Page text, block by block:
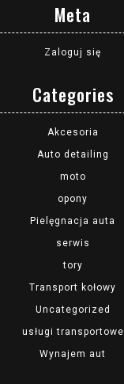
Meta
Zaloguj się
Categories
Akcesoria
Auto detailing
moto
opony
Pielęgnacja auta
serwis
tory
Transport kołowy
Uncategorized
usługi transportowe
Wynajem aut